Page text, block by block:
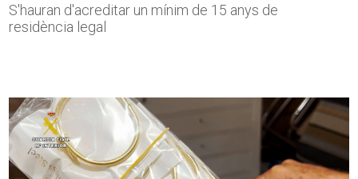
S'hauran d'acreditar un mínim de 15 anys de
residència legal